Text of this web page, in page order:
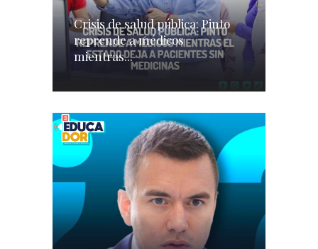
Crisis de salud pública: Pinto
reprende a médicos
mientras...